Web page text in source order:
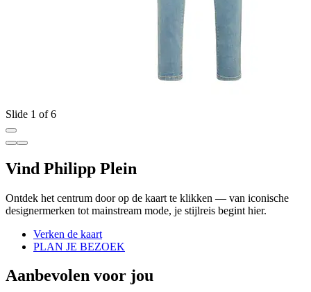
Slide 1 of 6
Vind Philipp Plein
Ontdek het centrum door op de kaart te klikken — van iconische
designermerken tot mainstream mode, je stijlreis begint hier.
Verken de kaart
PLAN JE BEZOEK
Aanbevolen voor jou